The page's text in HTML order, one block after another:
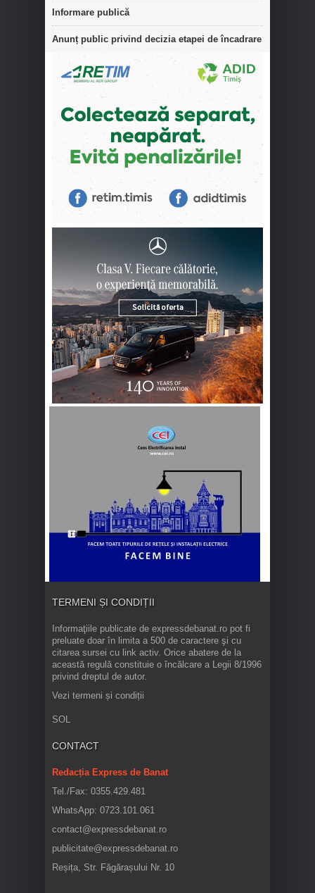
Informare publică
Anunț public privind decizia etapei de încadrare
TERMENI ȘI CONDIȚII
Informaţiile publicate de expressdebanat.ro pot fi
preluate doar în limita a 500 de caractere şi cu
citarea sursei cu link activ. Orice abatere de la
această regulă constituie o încălcare a Legii 8/1996
privind dreptul de autor.
Vezi termeni și condiții
SOL
CONTACT
Redacția Express de Banat
Tel./Fax: 0355.429.481
WhatsApp: 0723.101.061
contact@expressdebanat.ro
publicitate@expressdebanat.ro
Reșița, Str. Făgărașului Nr. 10